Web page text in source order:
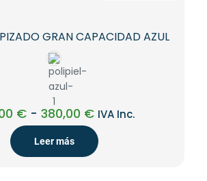
GRAN CAPACIDAD AZUL
€ - 380,00 €Rango
de
precios:
desde
IVA Inc.
Leer más